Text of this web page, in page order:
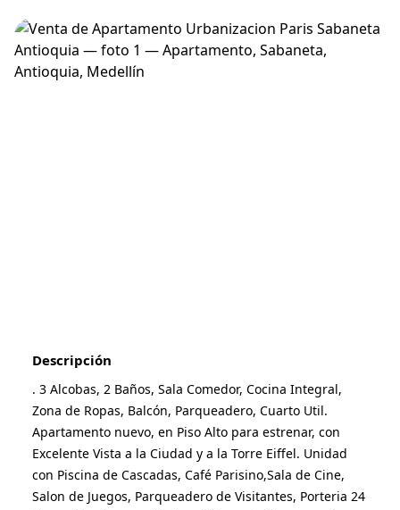
Descripción
. 3 Alcobas, 2 Baños, Sala Comedor, Cocina Integral,
Zona de Ropas, Balcón, Parqueadero, Cuarto Util.
Apartamento nuevo, en Piso Alto para estrenar, con
Excelente Vista a la Ciudad y a la Torre Eiffel. Unidad
con Piscina de Cascadas, Café Parisino,Sala de Cine,
Salon de Juegos, Parqueadero de Visitantes, Porteria 24